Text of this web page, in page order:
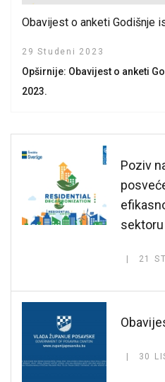
Obavijest o anketi Godišnje
29 Studeni 2023
Opširnije: Obavijest o anketi
2023.
Poziv
sektoru
21
30